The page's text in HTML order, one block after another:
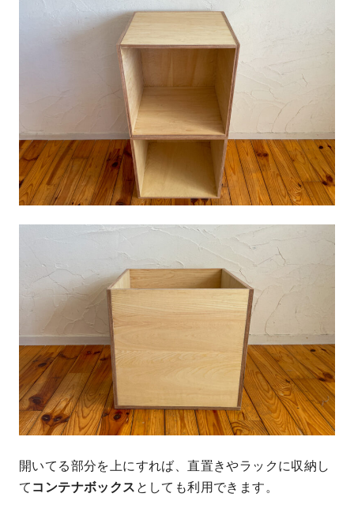
開いてる部分を上にすれば、直置きやラックに収納し
てコンテナボックスとしても利用できます。